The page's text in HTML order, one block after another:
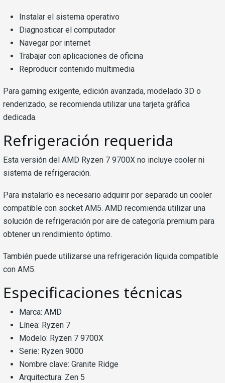
Instalar el sistema operativo
Diagnosticar el computador
Navegar por internet
Trabajar con aplicaciones de oficina
Reproducir contenido multimedia
Para gaming exigente, edición avanzada, modelado 3D o
renderizado, se recomienda utilizar una tarjeta gráfica
dedicada.
Refrigeración requerida
Esta versión del AMD Ryzen 7 9700X no incluye cooler ni
sistema de refrigeración.
Para instalarlo es necesario adquirir por separado un cooler
compatible con socket AM5. AMD recomienda utilizar una
solución de refrigeración por aire de categoría premium para
obtener un rendimiento óptimo.
También puede utilizarse una refrigeración líquida compatible
con AM5.
Especificaciones técnicas
Marca: AMD
Línea: Ryzen 7
Modelo: Ryzen 7 9700X
Serie: Ryzen 9000
Nombre clave: Granite Ridge
Arquitectura: Zen 5